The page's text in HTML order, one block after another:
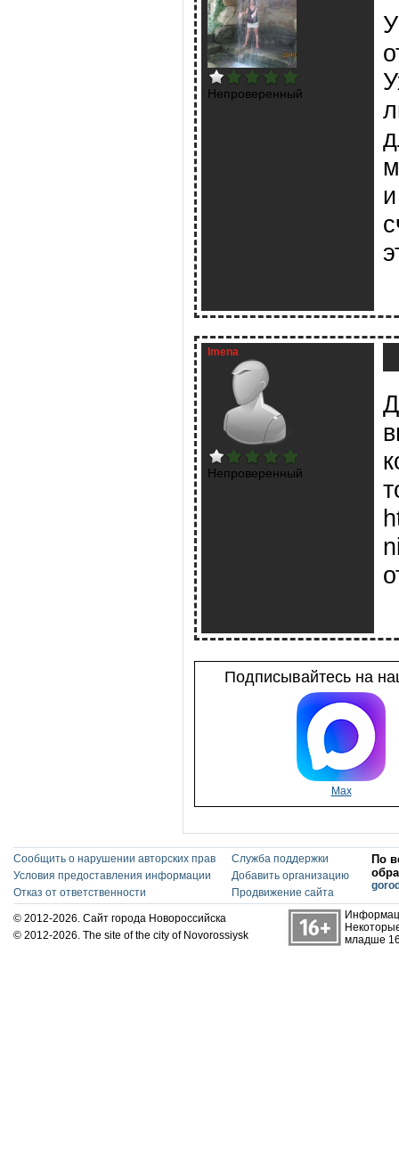
Непроверенный
Imena
Непроверенный
Подписывайтесь на
Max
Сообщить о нарушении авторских прав
Условия предоставления информации
Отказ от ответственности
Служба поддержки
Добавить организацию
Продвижение сайта
По
© 2012-2026. Сайт города Новороссийска
© 2012-2026. The site of the city of Novorossiysk
младше